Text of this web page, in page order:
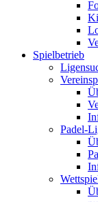
Spielbetrieb
Padel-